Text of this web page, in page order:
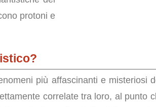
protoni e
più affascinanti e misteriosi
correlate tra loro, al punto